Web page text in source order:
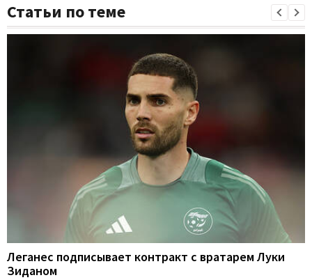
Статьи по теме
Леганес подписывает контракт с вратарем Луки
Зиданом